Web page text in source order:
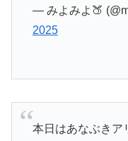
— みよみよ🍑
2025
本日はあなぶきア